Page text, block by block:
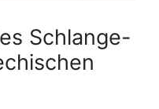
Schlange-